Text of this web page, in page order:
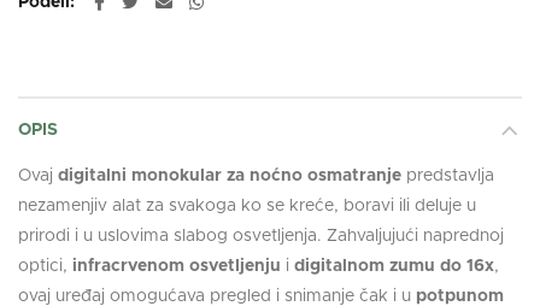
OPIS
Ovaj digitalni monokular za noćno osmatranje predstavlja
nezamenjiv alat za svakoga ko se kreće, boravi ili deluje u
prirodi i u uslovima slabog osvetljenja. Zahvaljujući naprednoj
optici, infracrvenom osvetljenju i digitalnom zumu do 16x,
ovaj uređaj omogućava pregled i snimanje čak i u potpunom